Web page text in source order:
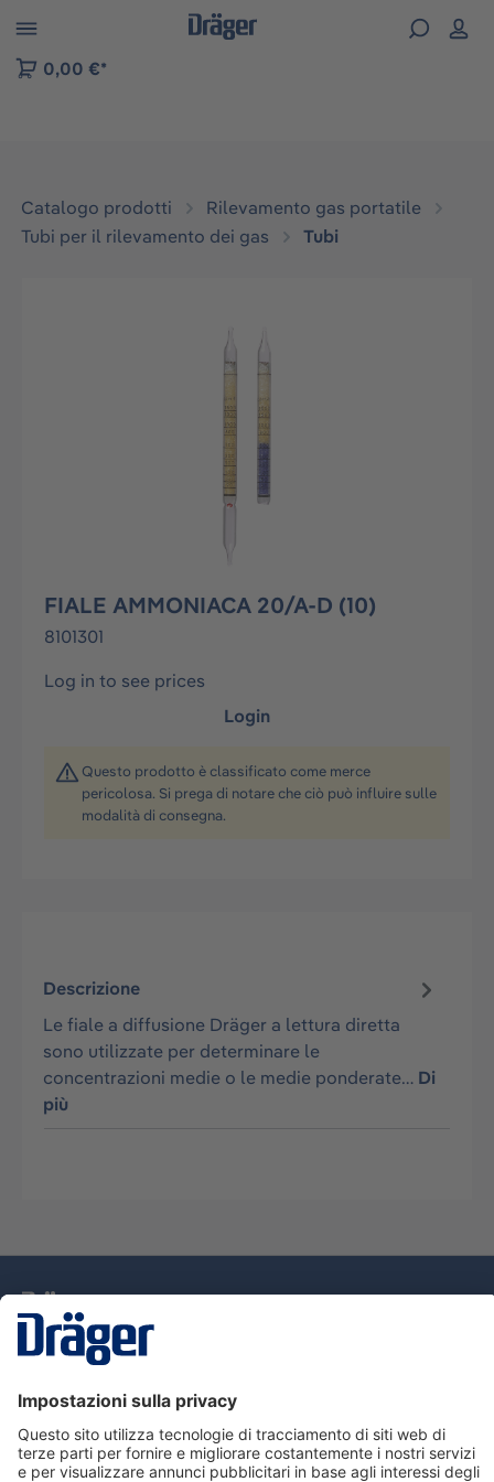
Skip to B2B platform navigation
0,00 €*
Catalogo prodotti
Rilevamento gas portatile
Tubi per il rilevamento dei gas
Tubi
Salta la galleria di immagini
FIALE AMMONIACA 20/A-D (10)
8101301
Log in to see prices
Login
Questo prodotto è classificato come merce
pericolosa. Si prega di notare che ciò può influire sulle
modalità di consegna.
Descrizione
Le fiale a diffusione Dräger a lettura diretta
sono utilizzate per determinare le
concentrazioni medie o le medie ponderate… Di
più
Assistenza
Informazioni su Dräger